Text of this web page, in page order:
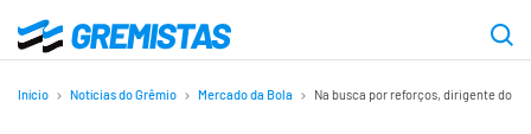
paraGremistas
Início Notícias do Grêmio Mercado da Bola Na busca por reforços, dirigente do